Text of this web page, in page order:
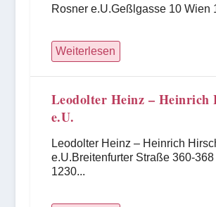
Rosner e.U.Geßlgasse 10 Wien
Weiterlesen
Leodolter Heinz – Heinrich
e.U.
Leodolter Heinz – Heinrich
e.U.Breitenfurter Straße 360-368
1230...